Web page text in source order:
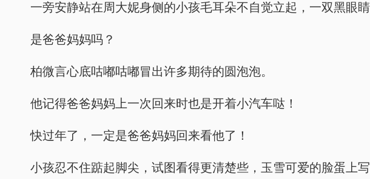
一旁安静站在周大妮身侧的小孩毛耳朵不自觉立起，一双黑眼
是爸爸妈妈吗？
柏微言心底咕嘟咕嘟冒出许多期待的圆泡泡。
他记得爸爸妈妈上一次回来时也是开着小汽车哒！
快过年了，一定是爸爸妈妈回来看他了！
小孩忍不住踮起脚尖，试图看得更清楚些，玉雪可爱的脸蛋上写